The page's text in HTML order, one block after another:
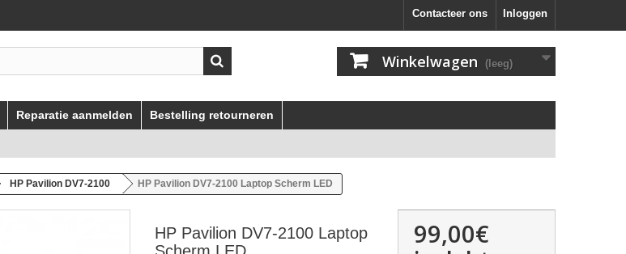
Inloggen
Contacteer ons
Winkelwagen (leeg)
Reparatie aanmelden Bestelling retourneren
HP Pavilion DV7-2100 HP Pavilion DV7-2100 Laptop Scherm LED
HP Pavilion DV7-2100 Laptop
99,00€